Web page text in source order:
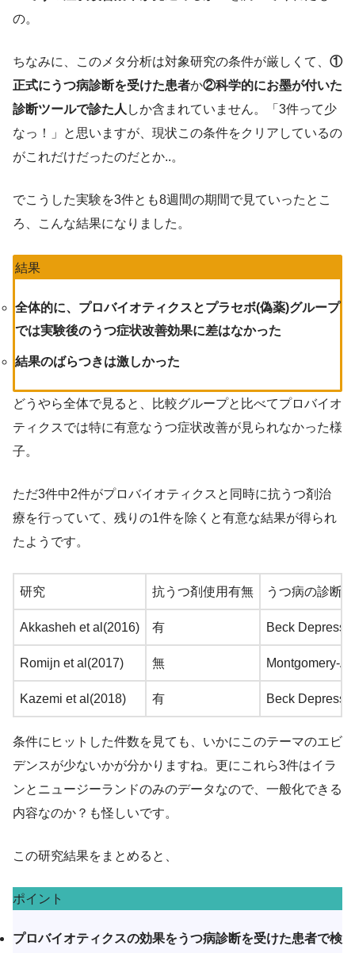
の。
ちなみに、このメタ分析は対象研究の条件が厳しくて、 ①
正式にうつ病診断を受けた患者か②科学的にお墨が付いた
診断ツールで診た人 しか含まれていません。「3件って少
なっ！」と思いますが、現状この条件をクリアしているの
がこれだけだったのだとか..。
でこうした実験を3件とも8週間の期間で見ていったとこ
ろ、こんな結果になりました。
結果
全体的に、プロバイオティクスとプラセボ(偽薬)グループ
では実験後のうつ症状改善効果に差はなかった
結果のばらつきは激しかった
どうやら全体で見ると、比較グループと比べてプロバイオ
ティクスでは特に有意なうつ症状改善が見られなかった様
子。
ただ3件中2件がプロバイオティクスと同時に抗うつ剤治
療を行っていて、残りの1件を除くと有意な結果が得られ
たようです。
研究 抗うつ剤使用有無 うつ病の診断
Akkasheh et al(2016) 有 Beck
Romijn et al(2017) 無 Montgomery-
Kazemi et al(2018) 有 Beck
条件にヒットした件数を見ても、いかにこのテーマのエビ
デンスが少ないかが分かりますね。更にこれら3件はイラ
ンとニュージーランドのみのデータなので、一般化できる
内容なのか？も怪しいです。
この研究結果をまとめると、
ポイント
プロバイオティクスの効果をうつ病診断を受けた患者で検